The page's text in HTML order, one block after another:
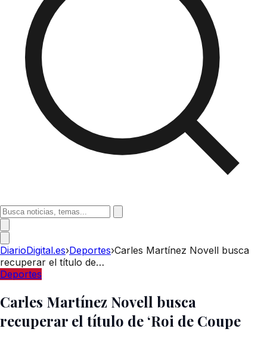
DiarioDigital.es›Deportes›Carles Martínez Novell busca
recuperar el título de…
Deportes
Carles Martínez Novell busca
recuperar el título de ‘Roi de Coupe